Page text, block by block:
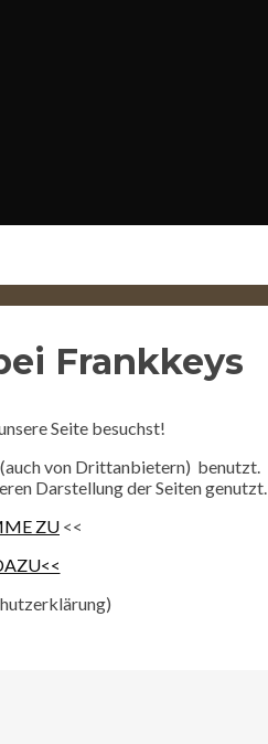
Frankkeys
Seite besuchst!
von Drittanbietern) benutzt.
Darstellung der Seiten genutzt.
ZU <<